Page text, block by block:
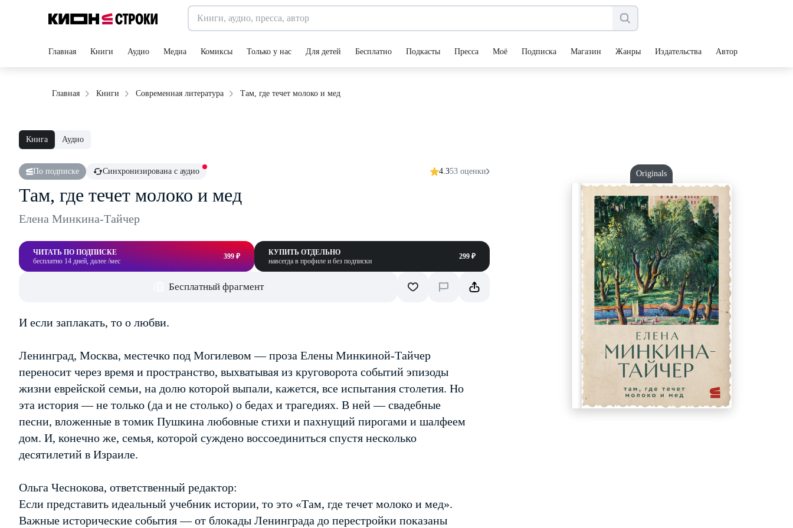
Главная Книги Аудио Медиа Комиксы Только у нас Для детей Бесплатно Подкасты Пресса Моё Подписка Магазин Жанры Издательства Авторы
Главная Книги Современная литература Там, где течет молоко и мед
Книга Аудио
По подписке Синхронизирована с аудио 4.353 оценки
Там, где течет молоко и мед
Елена Минкина-Тайчер
ЧИТАТЬ ПО ПОДПИСКЕ
бесплатно 14 дней, далее /мес
399 ₽
КУПИТЬ ОТДЕЛЬНО
навсегда в профиле и без подписки
299 ₽
Бесплатный фрагмент
И если заплакать, то о любви.
Ленинград, Москва, местечко под Могилевом — проза Елены Минкиной-Тайчер
переносит через время и пространство, выхватывая из круговорота событий эпизоды
жизни еврейской семьи, на долю которой выпали, кажется, все испытания столетия. Но
эта история — не только (да и не столько) о бедах и трагедиях. В ней — свадебные
песни, вложенные в томик Пушкина любовные стихи и пахнущий пирогами и шалфеем
дом. И, конечно же, семья, которой суждено воссоединиться спустя несколько
десятилетий в Израиле.
Ольга Чеснокова, ответственный редактор:
Если представить идеальный учебник истории, то это «Там, где течет молоко и мед».
Важные исторические события — от блокады Ленинграда до перестройки показаны
Originals